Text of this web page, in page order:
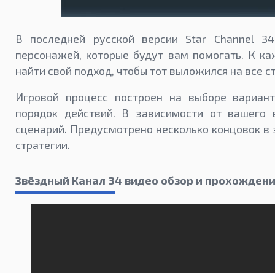
В последней русской версии Star Channel
персонажей, которые будут вам помогать. К
найти свой подход, чтобы тот выложился на все
Игровой процесс построен на выборе
порядок действий. В зависимости от вашего
сценарий. Предусмотрено несколько концовок
стратегии.
Звёздный Канал 34 видео обзор и